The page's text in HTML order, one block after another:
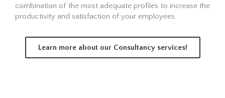
combination of the most adequate profiles to increase the
productivity and satisfaction of your employees.
Learn more about our Consultancy services!